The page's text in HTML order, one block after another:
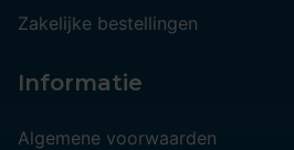
Zakelijke bestellingen
Informatie
Algemene voorwaarden